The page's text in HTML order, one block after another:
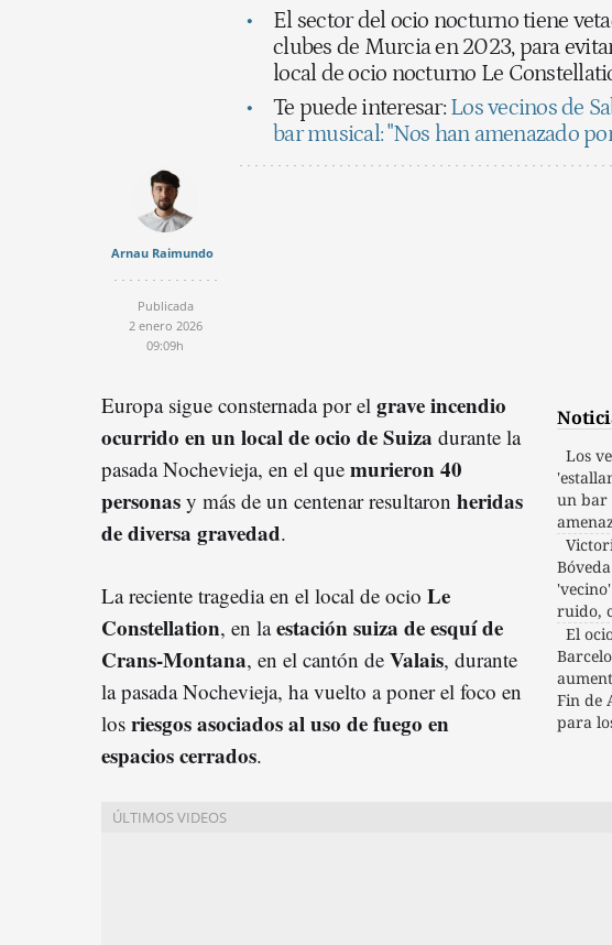
El sector del ocio nocturno tiene
clubes de Murcia en 2023, para
local de ocio nocturno Le
Te puede interesar: Los vecinos de
bar musical: "Nos han amenazado
Arnau Raimundo
Publicada
2 enero 2026
09:09h
Los
un bar
ruido,
El
Fin de
para
Europa sigue consternada por el grave incendio
ocurrido en un local de ocio de Suiza durante la
pasada Nochevieja, en el que murieron 40
personas y más de un centenar resultaron heridas
de diversa gravedad.
La reciente tragedia en el local de ocio Le
Constellation, en laestación suiza de esquí de
Crans-Montana, en el cantón de Valais, durante
la pasada Nochevieja, ha vuelto a poner el foco en
los riesgos asociados al uso de fuego en
espacios cerrados.